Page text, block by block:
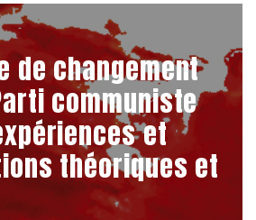
de changement
communiste
et
théoriques et